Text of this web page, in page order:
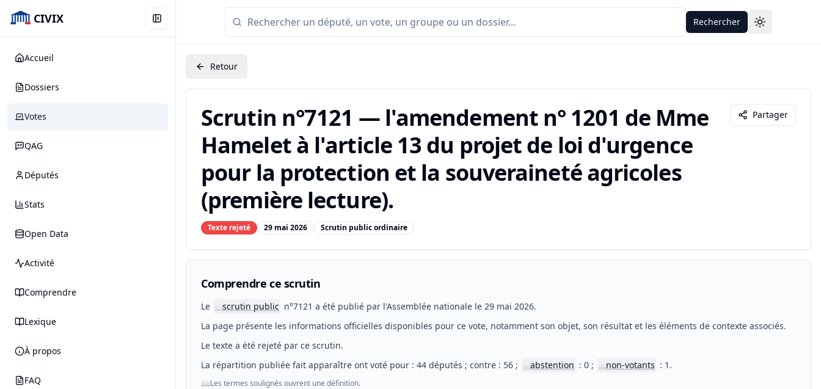
CIVIX
Accueil
Dossiers
Votes
QAG
Députés
Stats
Open Data
Activité
Comprendre
Lexique
À propos
FAQ
Rechercher Toggle theme
Retour
Scrutin n°7121 — l'amendement n° 1201 de Mme
Hamelet à l'article 13 du projet de loi d'urgence
pour la protection et la souveraineté agricoles
(première lecture).
Texte rejeté 29 mai 2026 Scrutin public ordinaire
Partager
Comprendre ce scrutin
Le 📖scrutin public n°7121 a été publié par l'Assemblée nationale le 29 mai 2026.
La page présente les informations officielles disponibles pour ce vote, notamment son objet, son résultat et les éléments de contexte associés.
Le texte a été rejeté par ce scrutin.
La répartition publiée fait apparaître ont voté pour : 44 députés ; contre : 56 ;
📖abstention : 0 ; 📖non-votants : 1.
📖Les termes soulignés ouvrent une définition.